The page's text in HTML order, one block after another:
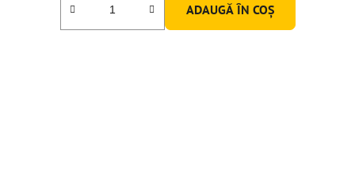
ADAUGĂ ÎN COŞ